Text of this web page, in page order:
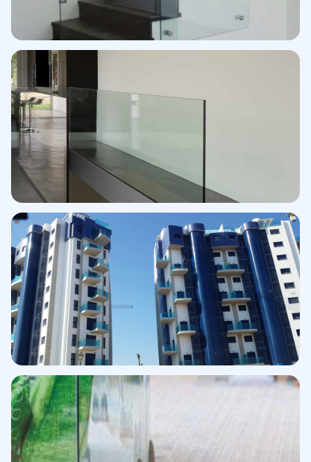
Barandilla · Vivienda
Sistema perfil superior
Perfil lateral
Escalera interior
Perfil superior · Exterior
Edificio residencial